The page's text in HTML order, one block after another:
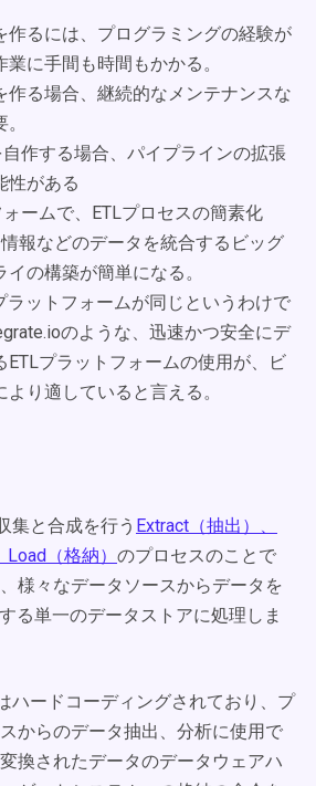
作るには、プログラミングの経験が
に手間も時間もかかる。
作る場合、継続的なメンテナンスな
作する場合、パイプラインの拡張
性がある
ームで、ETLプロセスの簡素化
報などのデータを統合するビッグ
の構築が簡単になる。
ラットフォームが同じというわけで
のような、迅速かつ安全にデ
ETLプラットフォームの使用が、ビ
より適していると言える。
集と合成を行う Extract（抽出）、
（格納） のプロセスのことで
様々なデータソースからデータを
る単一のデータストアに処理しま
ハードコーディングされており、プ
からのデータ抽出、分析に使用で
換されたデータのデータウェアハ